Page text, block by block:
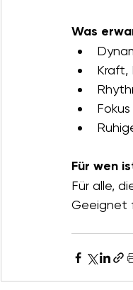
Was
Kraft,
Für wen
Für alle,
Geeignet